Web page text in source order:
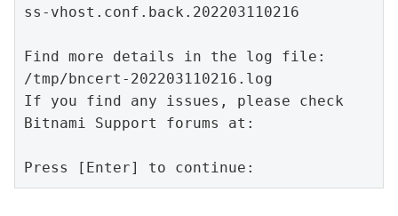
ss-vhost.conf.back.202203110216
Find more details in the log file:
/tmp/bncert-202203110216.log
If you find any issues, please check
Bitnami Support forums at:
Press [Enter] to continue: